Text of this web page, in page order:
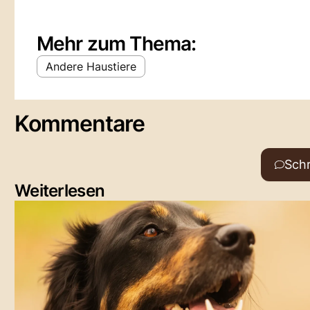
Mehr zum Thema:
Andere Haustiere
Kommentare
Weiterlesen